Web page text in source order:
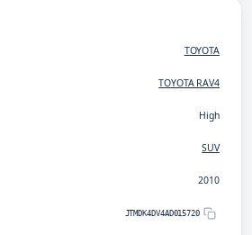
TOYOTA
TOYOTA RAV4
High
SUV
2010
JTMDK4DV4AD015720